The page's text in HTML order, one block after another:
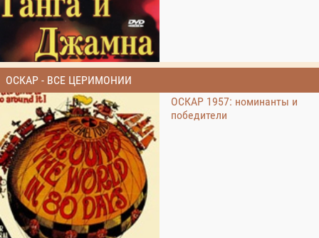
ОСКАР - ВСЕ ЦЕРИМОНИИ
ОСКАР 1957: номинанты и
победители